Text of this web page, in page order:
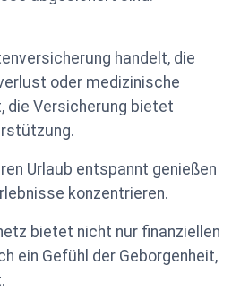
handelt, die
oder medizinische
die Versicherung bietet
Urlaub entspannt genießen
konzentrieren.
bietet nicht nur finanziellen
ein Gefühl der Geborgenheit,